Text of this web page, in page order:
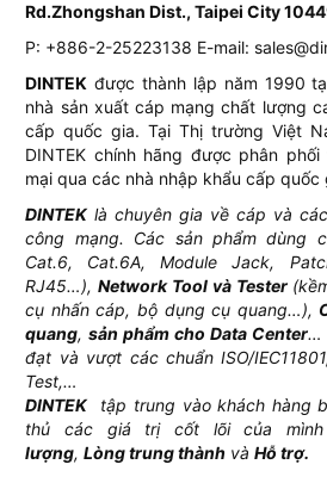
Rd.Zhongshan Dist., Taipei City
P: +886-2-25223138 E-mail:
DINTEK được thành lập năm 1990
nhà sản xuất cáp mạng chất lượng
cấp quốc gia. Tại Thị trường Việt
DINTEK chính hãng được phân
mại qua các nhà nhập khẩu cấp quốc
DINTEK là chuyên gia về cáp và
công mạng. Các sản phẩm dùng
Cat.6, Cat.6A, Module Jack,
RJ45…),Network Tool và Tester
cụ nhấn cáp, bộ dụng cụ quang…),
quang,sản phẩm cho Data Center…
đạt và vượt các chuẩn ISO/
Test,…
DINTEK tập trung vào khách hàng
thủ các giá trị cốt lõi của
lượng,Lòng trung thành vàHỗ trợ.